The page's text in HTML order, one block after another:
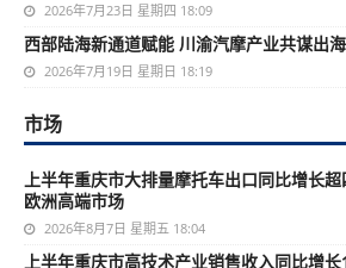
2026年7月23日 星期四 18:09
西部陆海新通道赋能 川渝汽摩产业共谋出
2026年7月19日 星期日 18:19
市场
上半年重庆市大排量摩托车出口同比增长
欧洲高端市场
2026年8月7日 星期五 18:04
上半年重庆市高技术产业销售收入同比增